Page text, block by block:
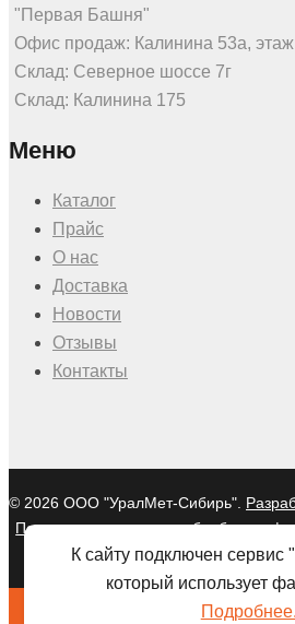
"Первая Башня"
Офис продаж: Калинина 53а,
Склад: Северное шоссе 7г
Склад: Калинина 175
Меню
Каталог
Прайс
О нас
Доставка
Новости
Отзывы
Контакты
© 2026 ООО "УралМет-Сибирь".
Политика в отношении обработки
персональных данных
|
К сайту подключен сервис
который использует
Подробнее.